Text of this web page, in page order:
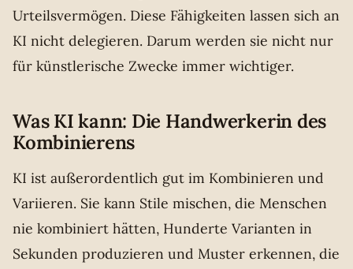
Urteilsvermögen. Diese Fähigkeiten lassen sich an
KI nicht delegieren. Darum werden sie nicht nur
für künstlerische Zwecke immer wichtiger.
Was KI kann: Die Handwerkerin des
Kombinierens
KI ist außerordentlich gut im Kombinieren und
Variieren. Sie kann Stile mischen, die Menschen
nie kombiniert hätten, Hunderte Varianten in
Sekunden produzieren und Muster erkennen, die